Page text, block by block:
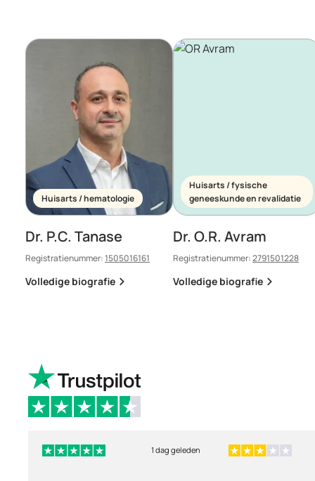
Huisarts / hematologie
Dr. P.C. Tanase
Registratienummer:1505016161
Volledige biografie
Huisarts / fysische
geneeskunde en revalidatie
Dr. O.R. Avram
Registratienummer:2791501228
Volledige biografie
1 dag geleden